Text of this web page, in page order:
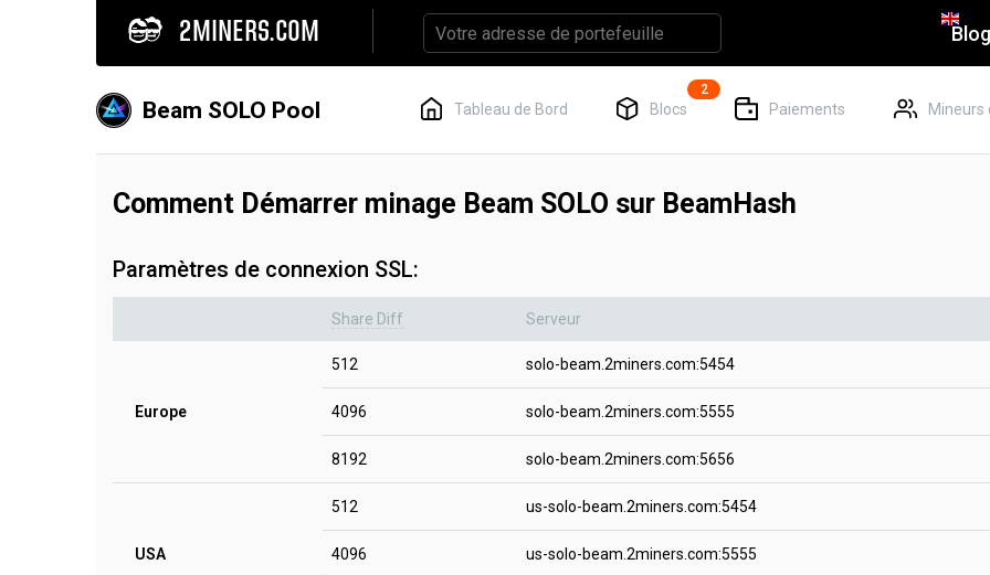
2MINERS.COM Blog
Beam SOLO Pool Tableau de Bord Blocs
2
Paiements Mineurs
Comment Démarrer minage Beam SOLO sur BeamHash
Paramètres de connexion SSL:
Share Diff Serveur
Europe
512 solo-beam.2miners.com:5454
4096 solo-beam.2miners.com:5555
8192 solo-beam.2miners.com:5656
USA
512 us-solo-beam.2miners.com:5454
4096 us-solo-beam.2miners.com:5555